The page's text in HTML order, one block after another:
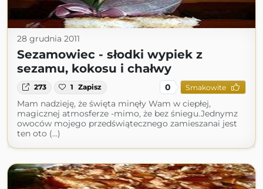
28 grudnia 2011
Sezamowiec - słodki wypiek z
sezamu, kokosu i chałwy
273 1 Zapisz 0 Smakowite
Mam nadzieję, że święta minęły Wam w ciepłej,
magicznej atmosferze -mimo, że bez śniegu.Jednymz
owoców mojego przedświątecznego zamieszanai jest
ten oto (...)